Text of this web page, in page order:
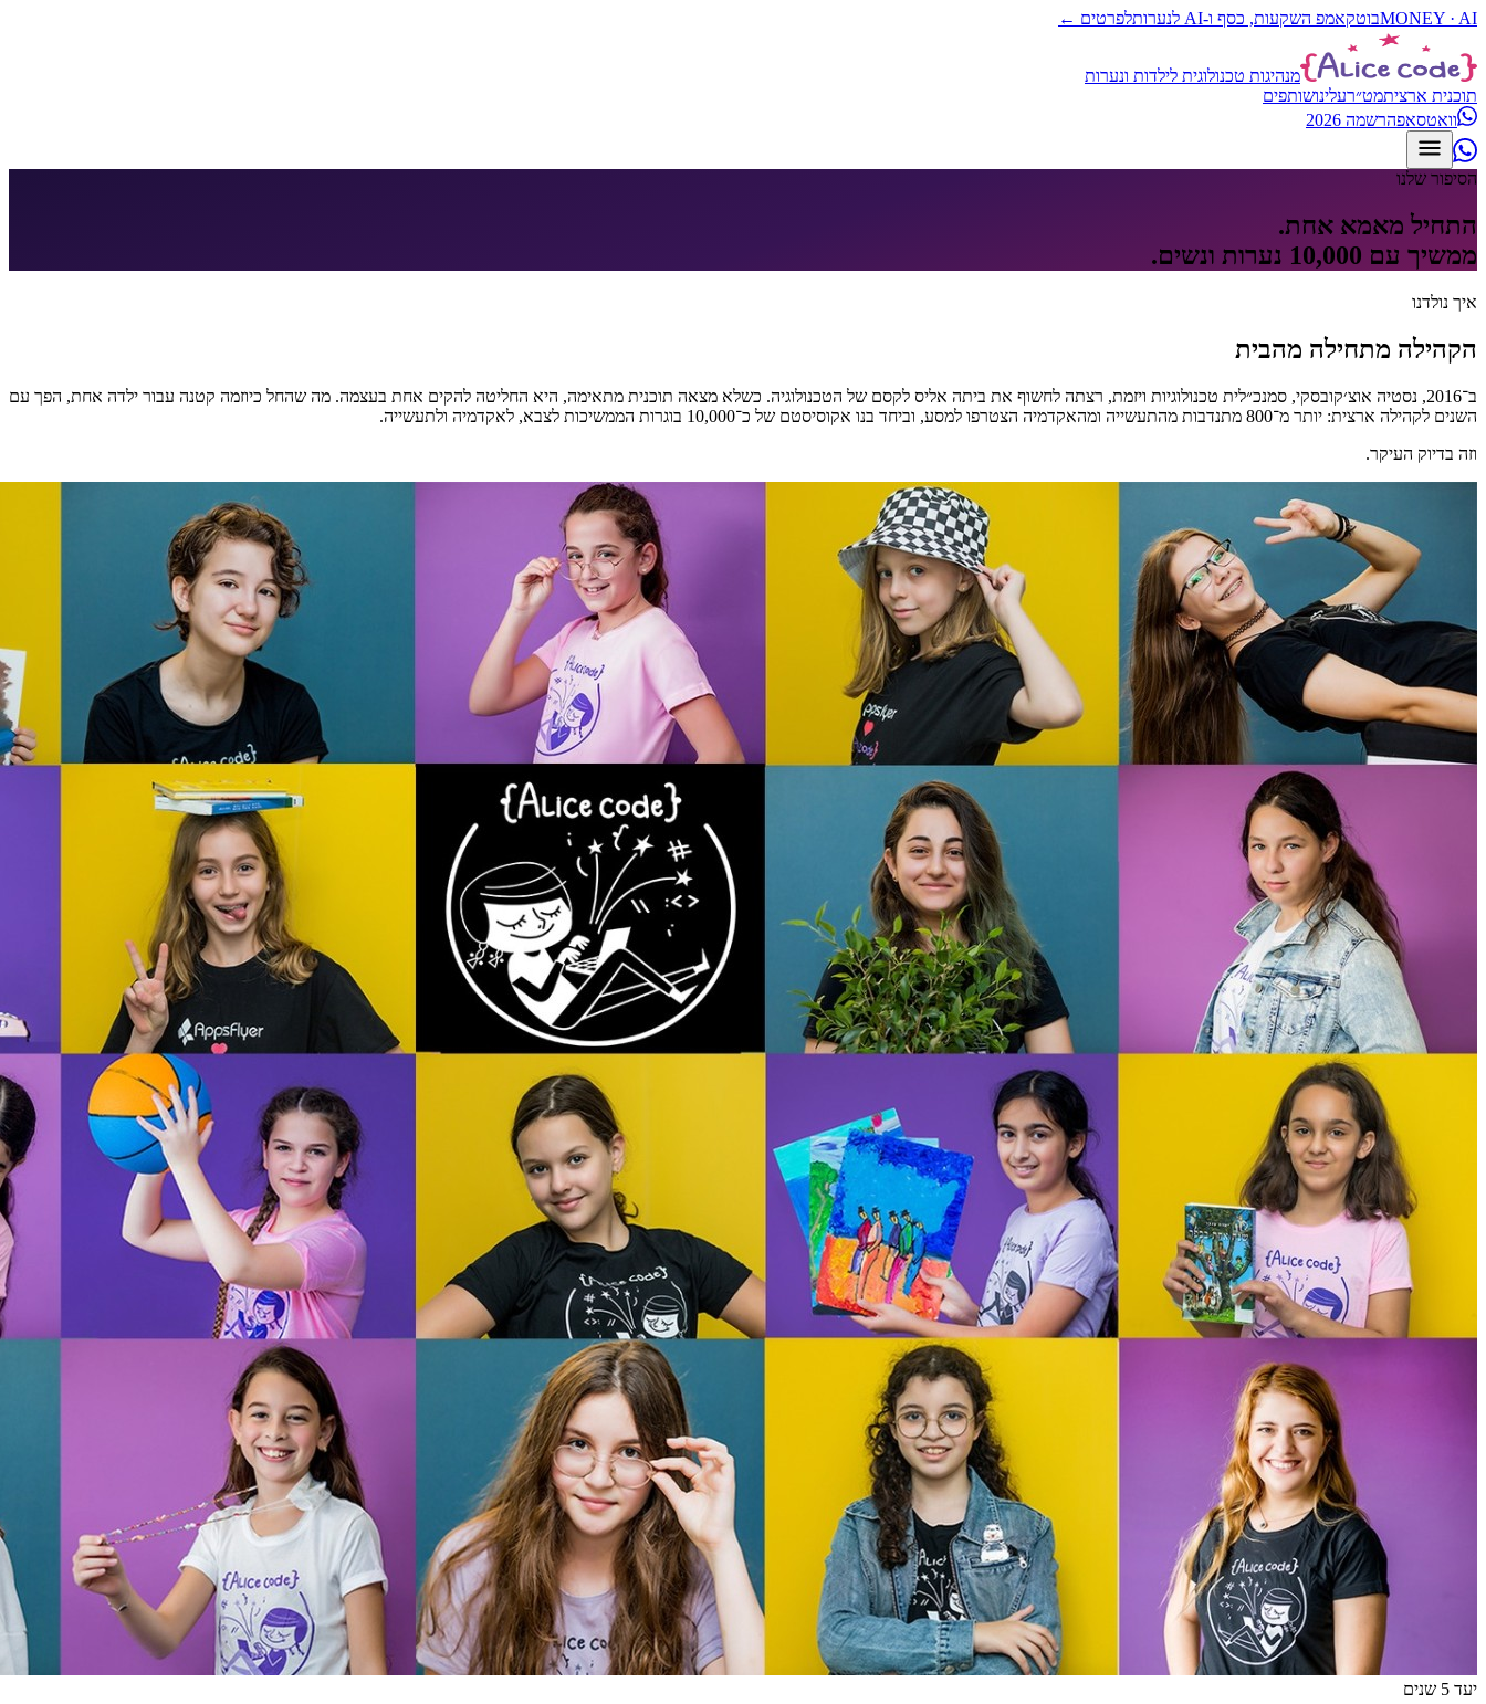
MONEY · AIבוטקאמפ השקעות, כסף ו-AI לנערות לפרטים ←
מנהיגות טכנולוגית לילדות ונערות
תוכנית ארציתמט״רעלינושותפים
וואטסאפהרשמה 2026
הסיפור שלנו
התחיל מאמא אחת.
ממשיך עם 10,000 נערות ונשים.
איך נולדנו
הקהילה מתחילה מהבית
ב־2016, נסטיה אוצ׳קובסקי, סמנכ״לית טכנולוגיות ויזמת, רצתה לחשוף את ביתה אליס לקסם של הטכנולוגיה. כשלא מצאה תוכנית מתאימה, היא החליטה להקים אחת בעצמה. מה שהחל כיוזמה קטנה עבור ילדה אחת, הפך עם
השנים לקהילה ארצית: יותר מ־800 מתנדבות מהתעשייה ומהאקדמיה הצטרפו למסע, וביחד בנו אקוסיסטם של כ־10,000 בוגרות הממשיכות לצבא, לאקדמיה ולתעשייה.
וזה בדיוק העיקר.
יעד 5 שנים